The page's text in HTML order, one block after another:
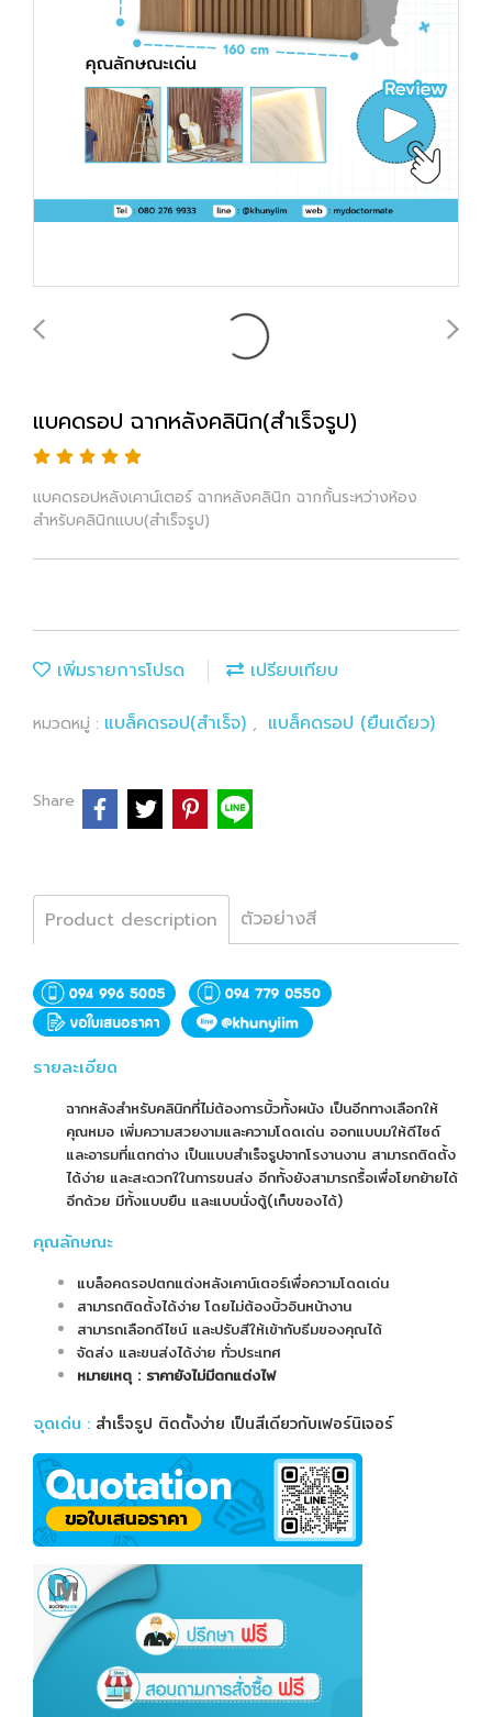
แบคดรอป ฉากหลังคลินิก(สำเร็จรูป)
แบคดรอปหลังเคาน์เตอร์ ฉากหลังคลินิก ฉากกั้นระหว่างห้อง
สำหรับคลินิกแบบ(สำเร็จรูป)
เพิ่มรายการโปรด เปรียบเทียบ
หมวดหมู่ : แบล็คดรอป(สำเร็จ) , แบล็คดรอป (ยืนเดียว)
Share
Product description ตัวอย่างสี
รายละเอียด
ฉากหลังสำหรับคลินิกที่ไม่ต้องการบิ้วทั้งผนัง เป็นอีกทางเลือกให้
คุณหมอ เพิ่มความสวยงามและความโดดเด่น ออกแบบมให้ดีไซด์
และอารมที่แตกต่าง เป็นแบบสำเร็จรูปจากโรงานงาน สามารถติดตั้ง
ได้ง่าย และสะดวกใในการขนส่ง อีกทั้งยังสามารถรื้อเพื่อโยกย้ายได้
อีกด้วย มีทั้งแบบยืน และแบบนั่งตู้(เก็บของได้)
คุณลักษณะ
แบล็อคดรอปตกแต่งหลังเคาน์เตอร์เพื่อความโดดเด่น
สามารถติดตั้งได้ง่าย โดยไม่ต้องบิ้วอินหน้างาน
สามารถเลือกดีไซน์ และปรับสีให้เข้ากับธีมของคุณได้
จัดส่ง และขนส่งได้ง่าย ทั่วประเทศ
หมายเหตุ : ราคายังไม่มีตกแต่งไฟ
จุดเด่น : สำเร็จรูป ติดตั้งง่าย เป็นสีเดียวกับเฟอร์นิเจอร์